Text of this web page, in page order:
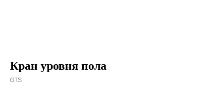
Кран уровня пола
GTS